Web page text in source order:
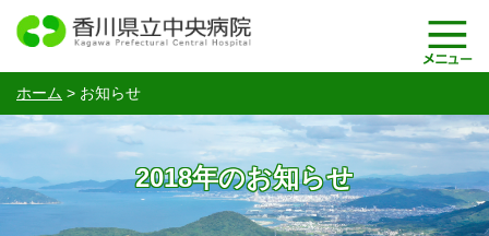
ホーム > お知らせ
2018年のお知らせ